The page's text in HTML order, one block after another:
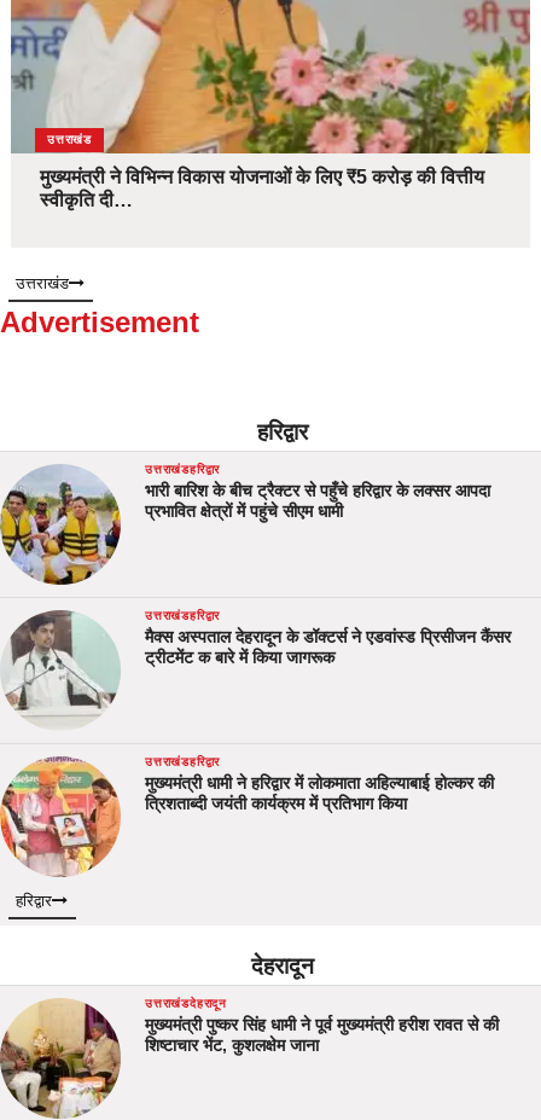
उत्तराखंड
मुख्यमंत्री ने विभिन्न विकास योजनाओं के लिए ₹5 करोड़ की वित्तीय
स्वीकृति दी…
उत्तराखंड
Advertisement
हरिद्वार
उत्तराखंडहरिद्वार
भारी बारिश के बीच ट्रैक्टर से पहुँचे हरिद्वार के लक्सर आपदा
प्रभावित क्षेत्रों में पहुंचे सीएम धामी
उत्तराखंडहरिद्वार
मैक्स अस्पताल देहरादून के डॉक्टर्स ने एडवांस्ड प्रिसीजन कैंसर
ट्रीटमेंट क बारे में किया जागरूक
उत्तराखंडहरिद्वार
मुख्यमंत्री धामी ने हरिद्वार में लोकमाता अहिल्याबाई होल्कर की
त्रिशताब्दी जयंती कार्यक्रम में प्रतिभाग किया
हरिद्वार
देहरादून
उत्तराखंडदेहरादून
मुख्यमंत्री पुष्कर सिंह धामी ने पूर्व मुख्यमंत्री हरीश रावत से की
शिष्टाचार भेंट, कुशलक्षेम जाना